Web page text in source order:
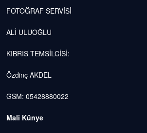
FOTOĞRAF SERVİSİ
ALİ ULUOĞLU
KIBRIS TEMSİLCİSİ:
Özdinç AKDEL
GSM: 05428880022
Mali Künye